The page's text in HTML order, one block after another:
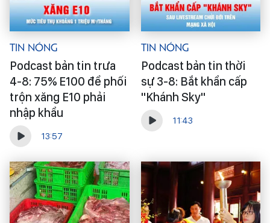
Tin Nóng
Podcast bản tin trưa
4-8: 75% E100 để phối
trộn xăng E10 phải
nhập khẩu
13:57
Tin Nóng
Podcast bản tin thời
sự 3-8: Bắt khẩn cấp
"Khánh Sky"
11:43